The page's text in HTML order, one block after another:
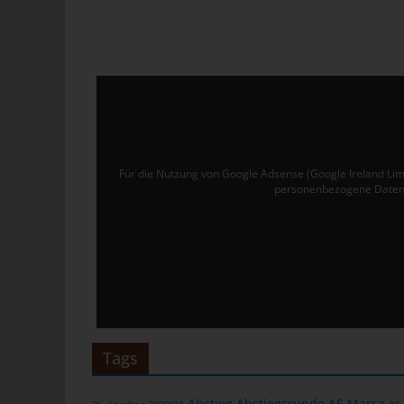
Für die Nutzung von Google Adsense (Google Ireland
personenbezogene
Tags